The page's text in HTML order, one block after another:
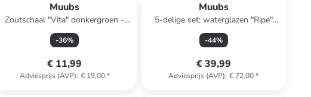
Muubs
Zoutschaal "Vita" donkergroen -
(H)3,5 x Ø 6,3 cm
-36%
€ 11,99
Adviesprijs (AVP): € 19,00*
Muubs
5-delige set: waterglazen "Ripe"
bruin - 200 ml
-44%
€ 39,99
Adviesprijs (AVP): € 72,00*